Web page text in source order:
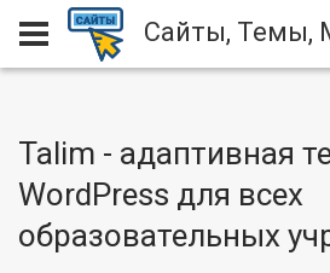
Сайты, Темы,
Talim - адаптивная
WordPress для всех
образовательных